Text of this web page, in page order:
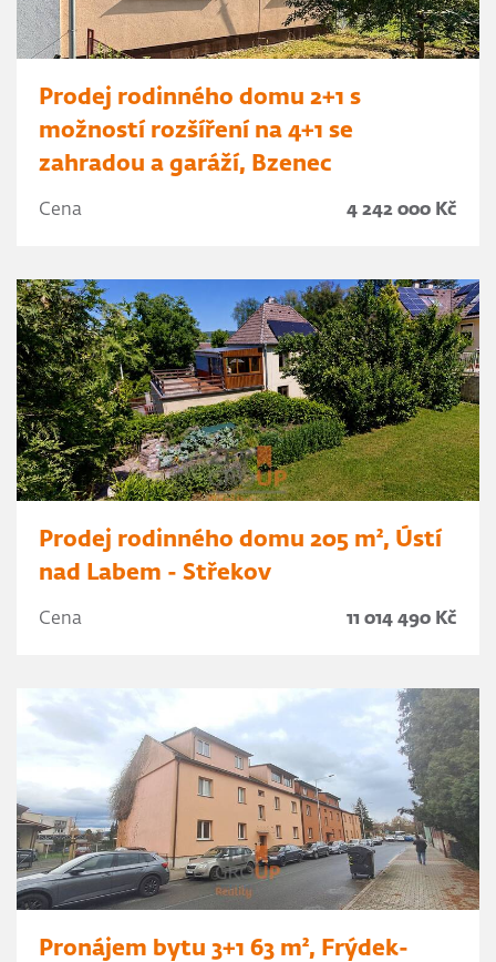
Prodej rodinného domu 2+1 s
možností rozšíření na 4+1 se
zahradou a garáží, Bzenec
Cena 4 242 000 Kč
Prodej rodinného domu 205 m², Ústí
nad Labem - Střekov
Cena 11 014 490 Kč
Pronájem bytu 3+1 63 m², Frýdek-